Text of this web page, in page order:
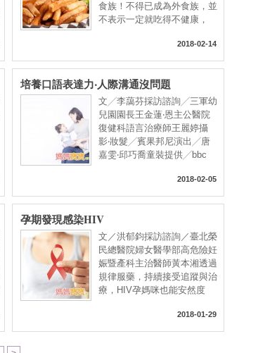
食族！不得已成為外食族，並
不表示一定就吃得不健康，
2018-02-14
培養口語表達力‧人際溝通沒問題
文╱李藹芬採訪諮詢╱三軍幼
兒園園長王金蓮‧恩主公醫院
復健科語言治療師王麗婷攝
影‧妝髮╱賓果邦尼演出╱唐
嘉雯‧邱巧喬童裝提供╱bbc
2018-02-05
孕期發現感染HIV
文／洪郁鈞採訪諮詢／臺北榮
民總醫院婦女醫學部高危險妊
娠暨產科主治醫師黃本湘透過
規律服藥，持續接受追蹤與治
療，HIV孕媽咪也能安然度
2018-01-29